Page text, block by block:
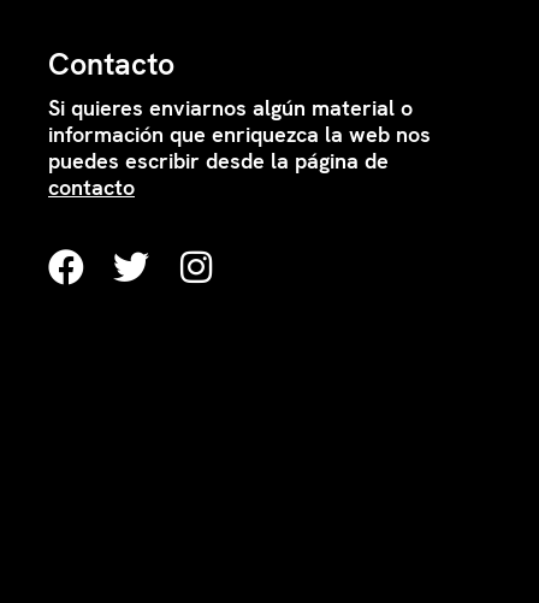
Contacto
Si quieres enviarnos algún material o
información que enriquezca la web nos
puedes escribir desde la página de
contacto